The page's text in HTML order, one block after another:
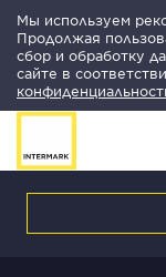
Мы используем
Продолжая
сбор и обработку
сайте в